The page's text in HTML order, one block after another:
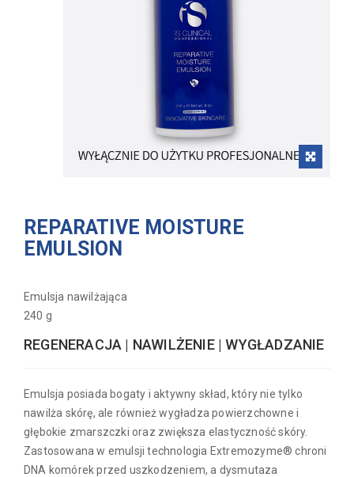
REPARATIVE MOISTURE
EMULSION
Emulsja nawilżająca
240 g
REGENERACJA | NAWILŻENIE | WYGŁADZANIE
Emulsja posiada bogaty i aktywny skład, który nie tylko
nawilża skórę, ale również wygładza powierzchowne i
głębokie zmarszczki oraz zwiększa elastyczność skóry.
Zastosowana w emulsji technologia Extremozyme® chroni
DNA komórek przed uszkodzeniem, a dysmutaza